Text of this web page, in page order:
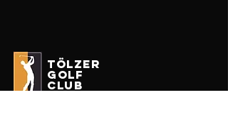
tölzer
golf
club